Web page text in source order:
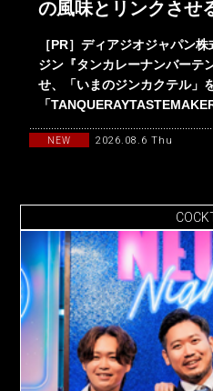
の風味とリンクさせ
［PR］ディアジオジャパン
ジン『タンカレーナンバーテ
せ、「いまのジンカクテル」
「
NEW 2026.08.6 Thu